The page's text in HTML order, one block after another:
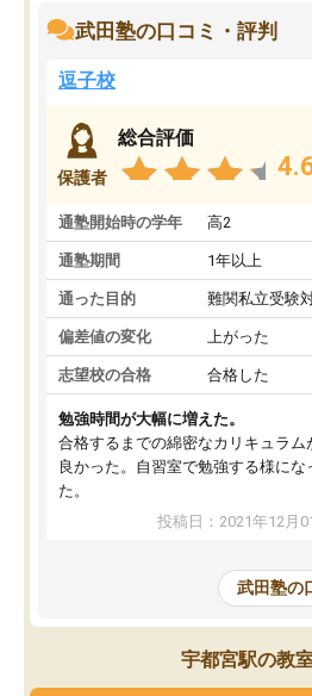
武田塾の口コミ・評判
逗子校
保護者
総合評価
通塾開始時の学年 高2
通塾期間 1年以上
通った目的 難関私立受験
偏差値の変化 上がった
志望校の合格 合格した
勉強時間が大幅に増えた。
合格するまでの綿密なカリキュラム
良かった。自習室で勉強する様にな
た。
投稿日：2021年12月
武田塾の
宇都宮駅の教